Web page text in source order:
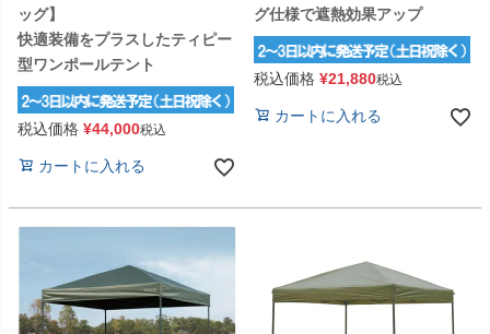
ッグ】
快適装備をプラスしたティピー
型ワンポールテント
税込価格 ¥44,000税込
カートに入れる
グ仕様で遮熱効果アップ
税込価格 ¥21,880税込
カートに入れる